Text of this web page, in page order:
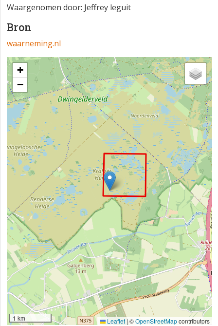
Waargenomen door: Jeffrey leguit
Bron
waarneming.nl
+
−
1 km Leaflet | ©OpenStreetMapcontributors